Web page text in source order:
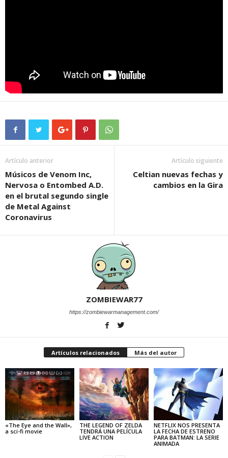
Artículo anterior
Músicos de Venom Inc,
Nervosa o Entombed A.D.
en el brutal segundo single
de Metal Against
Coronavirus
Artículo siguiente
Celtian nuevas fechas y
cambios en la Gira
ZOMBIEWAR77
https://zombiewarmanagement.com/
Artículos relacionados Más del autor
«The Eye and the Wall»,
a sci-fi movie
THE LEGEND OF ZELDA
TENDRÁ UNA PELÍCULA
LIVE ACTION
NETFLIX NOS PRESENTA
LA FECHA DE ESTRENO
PARA BATMAN: LA SERIE
ANIMADA